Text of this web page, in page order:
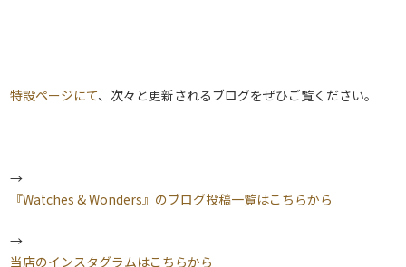
特設ページにて、次々と更新されるブログをぜひご覧ください。
→
『Watches & Wonders』のブログ投稿一覧はこちらから
→
当店のインスタグラムはこちらから